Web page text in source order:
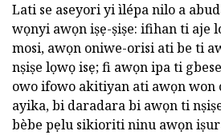
Lati se aseyori yi ìlépa nilo a
wọnyi awọn iṣẹ-ṣiṣe: ifihan ti aje
mosi, awọn oniwe-orisi ati be ti
nṣiṣe lọwọ isẹ; fi awọn ipa ti
owo ifowo akitiyan ati awọn won
ayika, bi daradara bi awọn ti
bèbe pẹlu sikioriti ninu awọn